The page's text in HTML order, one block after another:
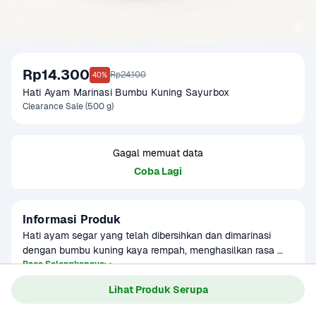
Lihat Produk Serupa
Rp14.300 40% Rp24.100
Hati Ayam Marinasi Bumbu Kuning Sayurbox
Clearance Sale (500 g)
Gagal memuat data
Coba Lagi
Informasi Produk
Hati ayam segar yang telah dibersihkan dan dimarinasi
dengan bumbu kuning kaya rempah, menghasilkan rasa
gurih dan aroma khas yang meresap. Praktis diolah tanpa
bumbu tambahan, cocok digoreng sebagai lauk
pendamping favorit. Dibuat fresh setiap hari dengan masa
Baca Selengkapnya